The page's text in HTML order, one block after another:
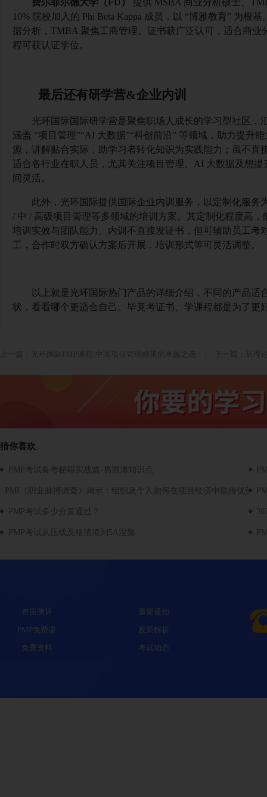
费尔菲尔德大学（FU）
提供 MSBA 商业分析硕士、
10% 院校加入的 Phi Beta Kappa 成员，以 “博雅教育” 为根
据分析，TMBA 聚焦工商管理。证书获广泛认可，适合商
程可获认证学位。
最后还有研学营&企业内训
光环国际国际研学营是聚焦职场人成长的学习型社区
涵盖 “项目管理”“AI 大数据”“科创前沿” 等领域，助力提升
源，讲解贴合实际，助学习者转化知识为实践能力；虽不
适合各行业在职人员，尤其关注项目管理、AI 大数据及想
间灵活。
此外，光环国际提供国际企业内训服务，以定制化服
/ 中 / 高级项目管理等多领域的培训方案。其定制化程度高
培训实效与团队能力。内训不直接发证书，但可辅助员工
工，合作时双方确认方案后开展，培训形式等可灵活调整。
以上就是光环国际热门产品的详细介绍，不同的产品
状，看看哪个更适合自己。毕竟考证书、学课程都是为了更
猜你喜欢
PMP考试备考秘籍实战篇-易混淆知识点
PMI《职业脉搏调查》揭示：组织及个人如何在项目经济中取得优势
PMP考试多少分算通过？
PMP考试从压线及格渣渣到5A涅槃
资质测评
PMP免费课
免费资料
重要通知
政策解析
考试动态